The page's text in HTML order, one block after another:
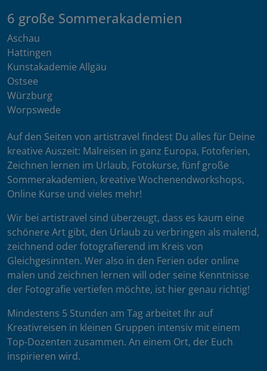
6 große Sommerakademien
Aschau
Hattingen
Kunstakademie Allgäu
Ostsee
Würzburg
Worpswede
Auf den Seiten von artistravel findest Du alles für Deine
kreative Auszeit: Malreisen in ganz Europa, Fotoferien,
Zeichnen lernen im Urlaub, Fotokurse, fünf große
Sommerakademien, kreative Wochenendworkshops,
Online Kurse und vieles mehr!
Wir bei artistravel sind überzeugt, dass es kaum eine
schönere Art gibt, den Urlaub zu verbringen als malend,
zeichnend oder fotografierend im Kreis von
Gleichgesinnten. Wer also in den Ferien oder online
malen und zeichnen lernen will oder seine Kenntnisse
der Fotografie vertiefen möchte, ist hier genau richtig!
Mindestens 5 Stunden am Tag arbeitet Ihr auf
Kreativreisen in kleinen Gruppen intensiv mit einem
Top-Dozenten zusammen. An einem Ort, der Euch
inspirieren wird.